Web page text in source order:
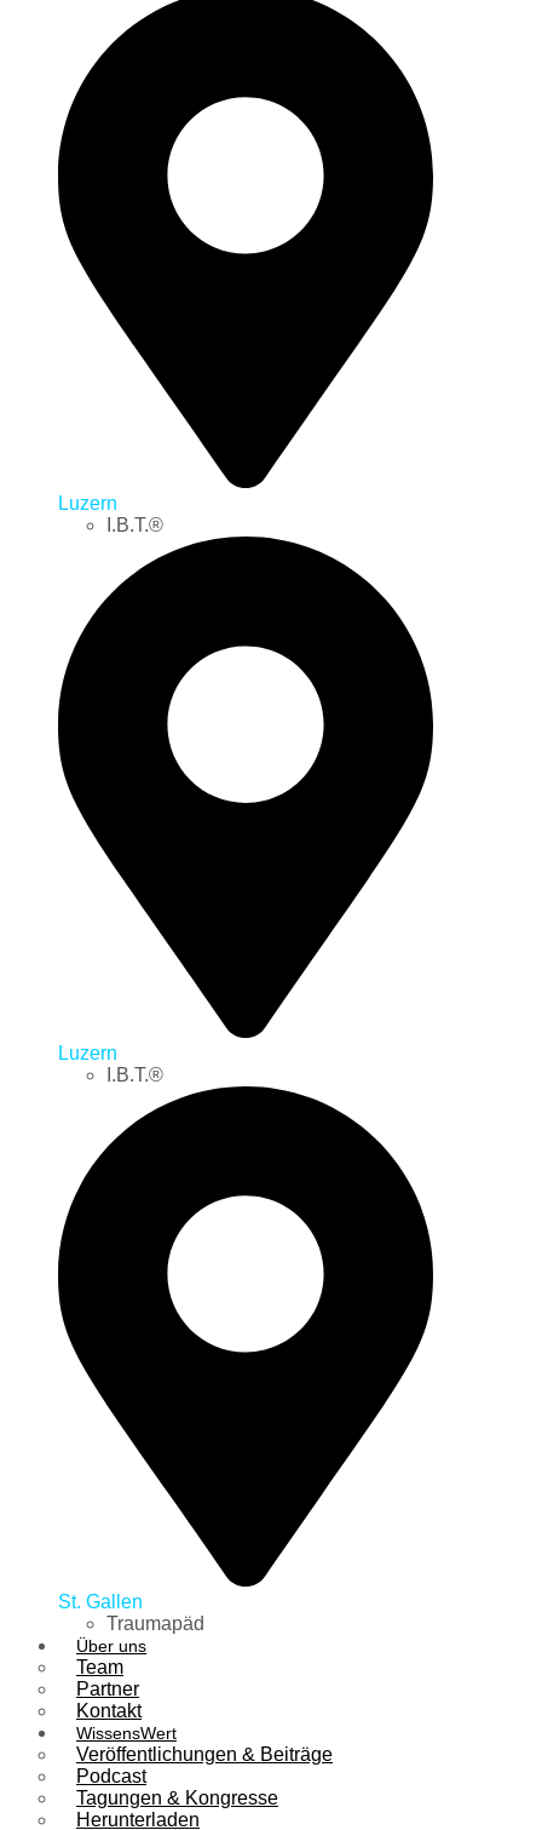
Luzern
I.B.T.®
Luzern
I.B.T.®
St. Gallen
Traumapäd
Über uns
Team
Partner
Kontakt
WissensWert
Veröffentlichungen & Beiträge
Podcast
Tagungen & Kongresse
Herunterladen